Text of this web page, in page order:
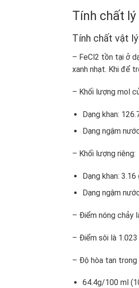
Tính chất lý
Tính chất vật
– FeCl2 tồn tại ở
xanh nhạt. Khi để
– Khối lượng mol
Dạng khan:
Dạng ngậm
– Khối lượng riêng:
Dạng khan:
Dạng ngậm
– Điểm nóng chảy
– Điểm sôi là 1.023
– Độ hòa tan trong
64.4g/100 ml